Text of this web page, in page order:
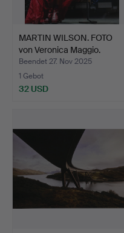
MARTIN WILSON. FOTO
von Veronica Maggio.
Beendet 27. Nov 2025
1 Gebot
32 USD